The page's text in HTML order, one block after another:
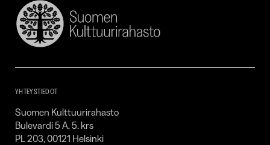
Suomen
Kulttuurirahasto
YHTEYSTIEDOT
Suomen Kulttuurirahasto
Bulevardi 5 A, 5. krs
PL 203, 00121 Helsinki